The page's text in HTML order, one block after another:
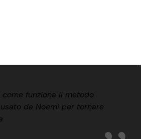
come funziona il metodo
da Noemi per tornare